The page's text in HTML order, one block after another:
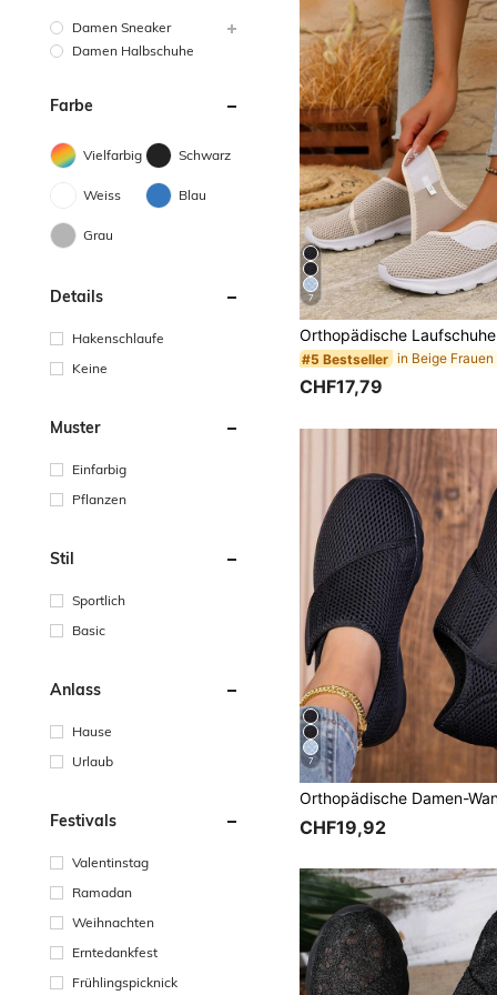
Damen Sneaker
Damen Halbschuhe
Farbe
Vielfarbig Schwarz
Weiss Blau
Grau
Details
Hakenschlaufe
Keine
Muster
Einfarbig
Pflanzen
Stil
Sportlich
Basic
Anlass
Hause
Urlaub
Festivals
Valentinstag
Ramadan
Weihnachten
Erntedankfest
Frühlingspicknick
7
#5 Bestseller
CHF17,79
7
CHF19,92